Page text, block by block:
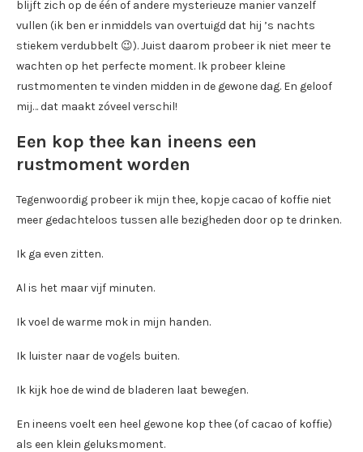
blijft zich op de één of andere mysterieuze manier vanzelf
vullen (ik ben er inmiddels van overtuigd dat hij ’s nachts
stiekem verdubbelt 😉). Juist daarom probeer ik niet meer te
wachten op het perfecte moment. Ik probeer kleine
rustmomenten te vinden midden in de gewone dag. En geloof
mij… dat maakt zóveel verschil!
Een kop thee kan ineens een
rustmoment worden
Tegenwoordig probeer ik mijn thee, kopje cacao of koffie niet
meer gedachteloos tussen alle bezigheden door op te drinken.
Ik ga even zitten.
Al is het maar vijf minuten.
Ik voel de warme mok in mijn handen.
Ik luister naar de vogels buiten.
Ik kijk hoe de wind de bladeren laat bewegen.
En ineens voelt een heel gewone kop thee (of cacao of koffie)
als een klein geluksmoment.